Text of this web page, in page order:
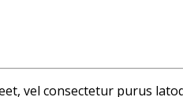
vel consectetur purus